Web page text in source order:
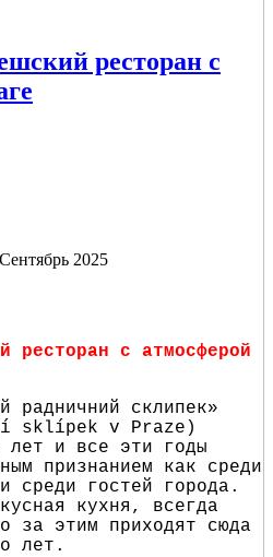
ресторан с
2025
ресторан с атмосферой
радничний склипек»
sklípek v Praze)
лет и все эти годы
признанием как среди
среди гостей города.
кухня, всегда
за этим приходят сюда
лет.